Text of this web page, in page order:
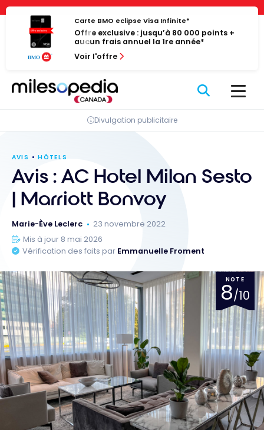
Panneau de gestion des cookies
Passer
contenu
Carte BMO eclipse Visa Infinite*
Offre exclusive : jusqu’à 80 000 points +
aucun frais annuel la 1re année*
Voir l'offre
Divulgation publicitaire
AVIS HÔTELS
Avis : AC Hotel Milan Sesto
| Marriott Bonvoy
Marie-Ève Leclerc
23 novembre 2022
Mis à jour 8 mai 2026
Vérification des faits par Emmanuelle Froment
NOTE
8/10